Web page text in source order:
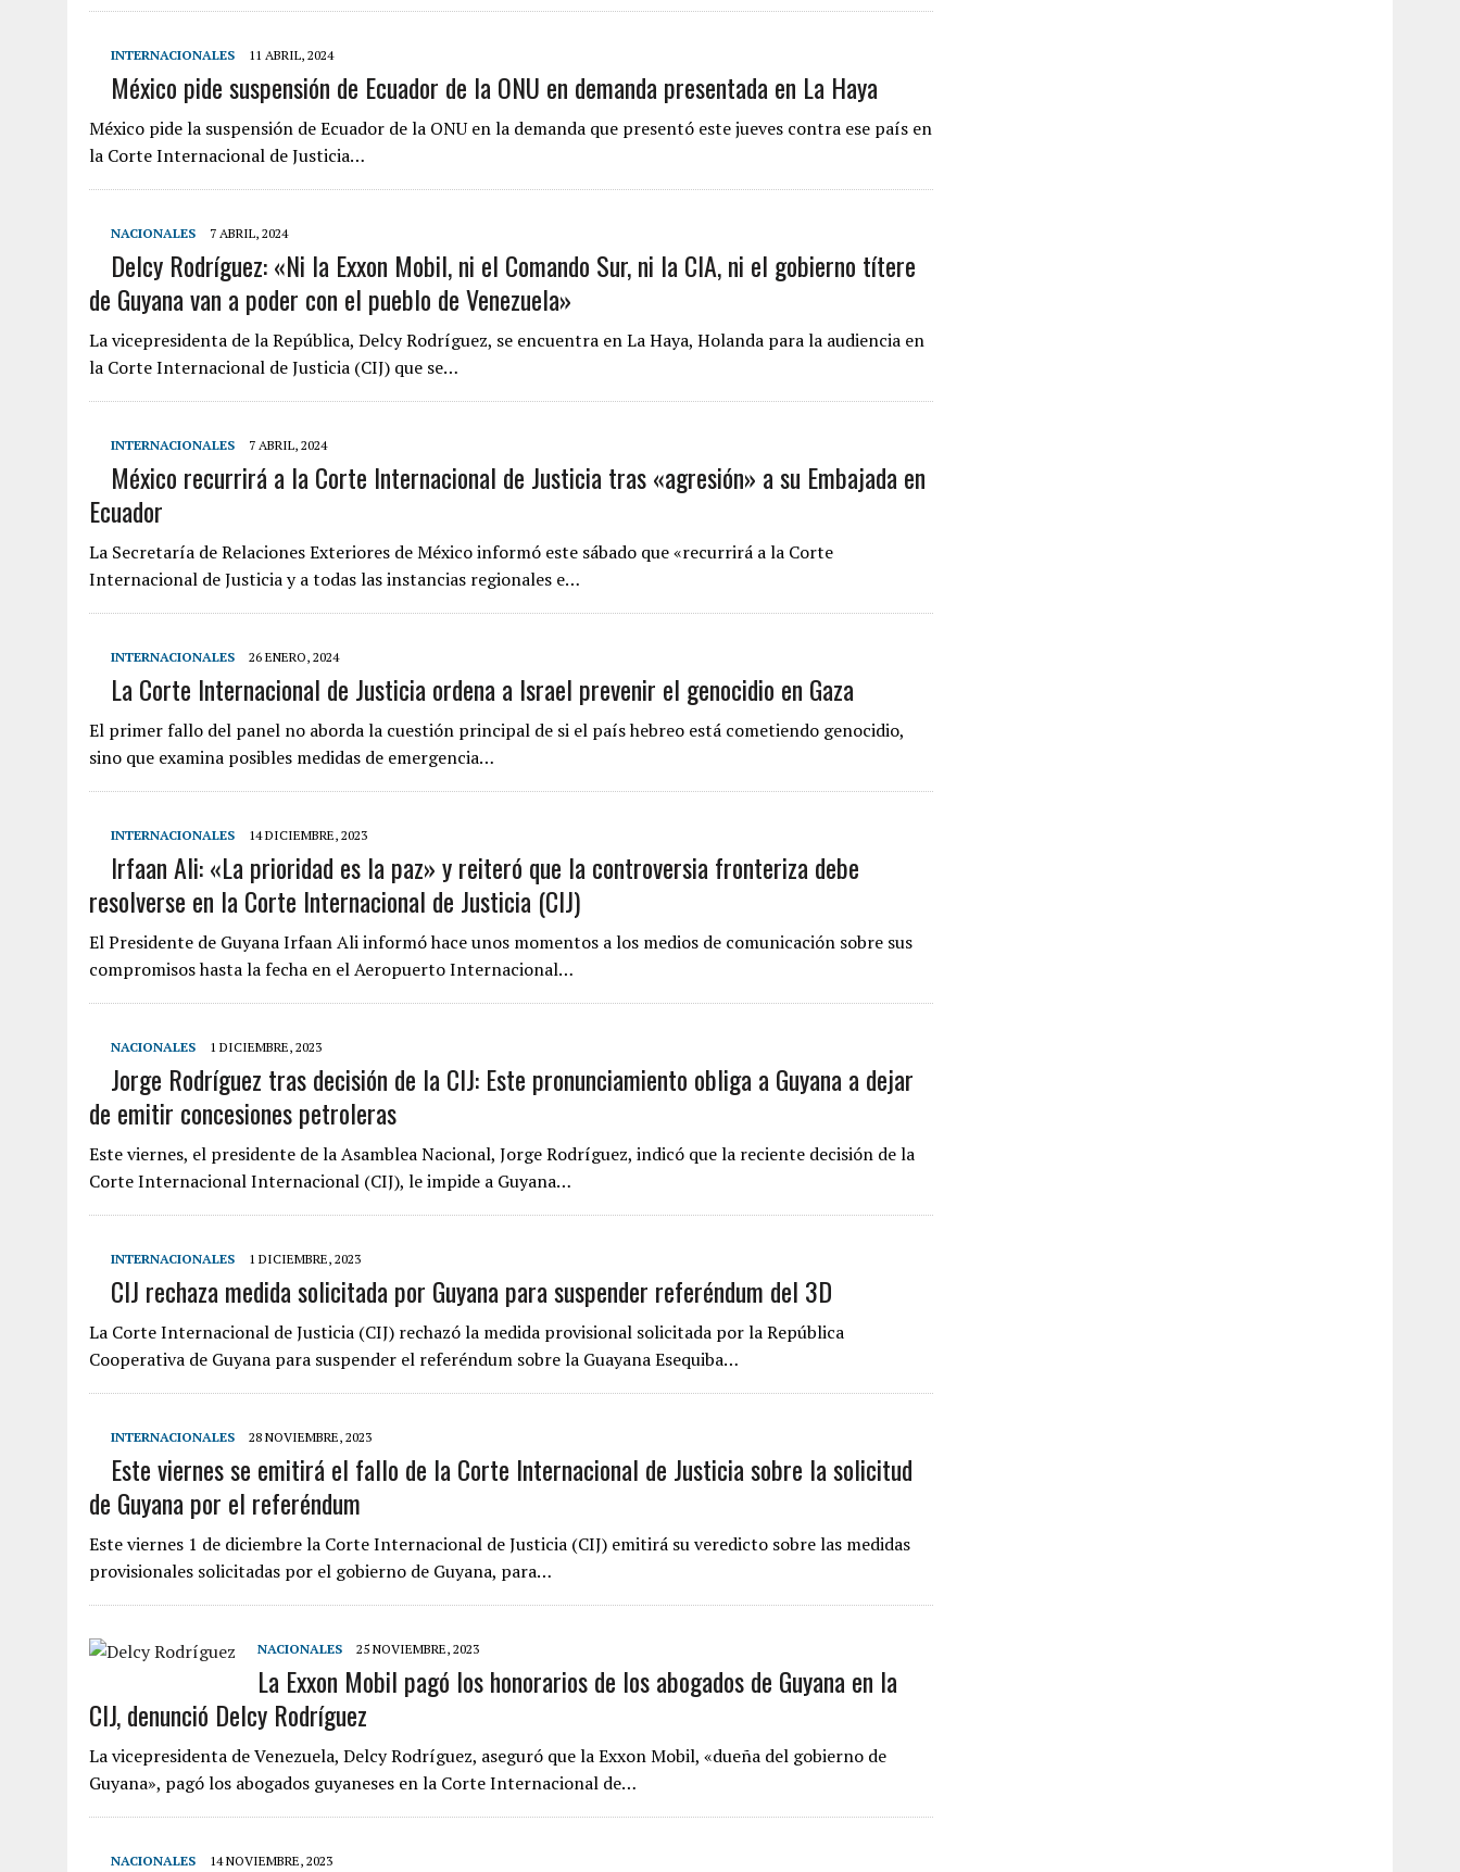
INTERNACIONALES 11 ABRIL, 2024
México pide suspensión de Ecuador de la ONU en demanda presentada en La Haya
México pide la suspensión de Ecuador de la ONU en la demanda que presentó este jueves contra ese país en
la Corte Internacional de Justicia…
NACIONALES 7 ABRIL, 2024
Delcy Rodríguez: «Ni la Exxon Mobil, ni el Comando Sur, ni la CIA, ni el gobierno títere
de Guyana van a poder con el pueblo de Venezuela»
La vicepresidenta de la República, Delcy Rodríguez, se encuentra en La Haya, Holanda para la audiencia en
la Corte Internacional de Justicia (CIJ) que se…
INTERNACIONALES 7 ABRIL, 2024
México recurrirá a la Corte Internacional de Justicia tras «agresión» a su Embajada en
Ecuador
La Secretaría de Relaciones Exteriores de México informó este sábado que «recurrirá a la Corte
Internacional de Justicia y a todas las instancias regionales e…
INTERNACIONALES 26 ENERO, 2024
La Corte Internacional de Justicia ordena a Israel prevenir el genocidio en Gaza
El primer fallo del panel no aborda la cuestión principal de si el país hebreo está cometiendo genocidio,
sino que examina posibles medidas de emergencia…
INTERNACIONALES 14 DICIEMBRE, 2023
Irfaan Ali: «La prioridad es la paz» y reiteró que la controversia fronteriza debe
resolverse en la Corte Internacional de Justicia (CIJ)
El Presidente de Guyana Irfaan Ali informó hace unos momentos a los medios de comunicación sobre sus
compromisos hasta la fecha en el Aeropuerto Internacional…
NACIONALES 1 DICIEMBRE, 2023
Jorge Rodríguez tras decisión de la CIJ: Este pronunciamiento obliga a Guyana a dejar
de emitir concesiones petroleras
Este viernes, el presidente de la Asamblea Nacional, Jorge Rodríguez, indicó que la reciente decisión de la
Corte Internacional Internacional (CIJ), le impide a Guyana…
INTERNACIONALES 1 DICIEMBRE, 2023
CIJ rechaza medida solicitada por Guyana para suspender referéndum del 3D
La Corte Internacional de Justicia (CIJ) rechazó la medida provisional solicitada por la República
Cooperativa de Guyana para suspender el referéndum sobre la Guayana Esequiba…
INTERNACIONALES 28 NOVIEMBRE, 2023
Este viernes se emitirá el fallo de la Corte Internacional de Justicia sobre la solicitud
de Guyana por el referéndum
Este viernes 1 de diciembre la Corte Internacional de Justicia (CIJ) emitirá su veredicto sobre las medidas
provisionales solicitadas por el gobierno de Guyana, para…
NACIONALES 25 NOVIEMBRE, 2023
La Exxon Mobil pagó los honorarios de los abogados de Guyana en la
CIJ, denunció Delcy Rodríguez
La vicepresidenta de Venezuela, Delcy Rodríguez, aseguró que la Exxon Mobil, «dueña del gobierno de
Guyana», pagó los abogados guyaneses en la Corte Internacional de…
NACIONALES 14 NOVIEMBRE, 2023